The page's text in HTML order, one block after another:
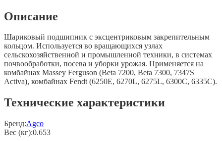
Описание
Шариковый подшипник с эксцентриковым закрепительным
кольцом. Используется во вращающихся узлах
сельскохозяйственной и промышленной техники, в системах
почвообработки, посева и уборки урожая. Применяется на
комбайнах Massey Ferguson (Beta 7200, Beta 7300, 7347S
Activa), комбайнах Fendt (6250E, 6270L, 6275L, 6300C, 6335C).
Технические характеристики
Бренд:Agco
Вес (кг):0.653